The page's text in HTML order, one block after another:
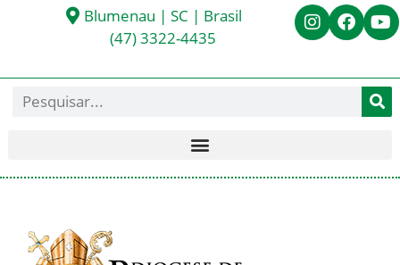
Blumenau | SC | Brasil
(47) 3322-4435